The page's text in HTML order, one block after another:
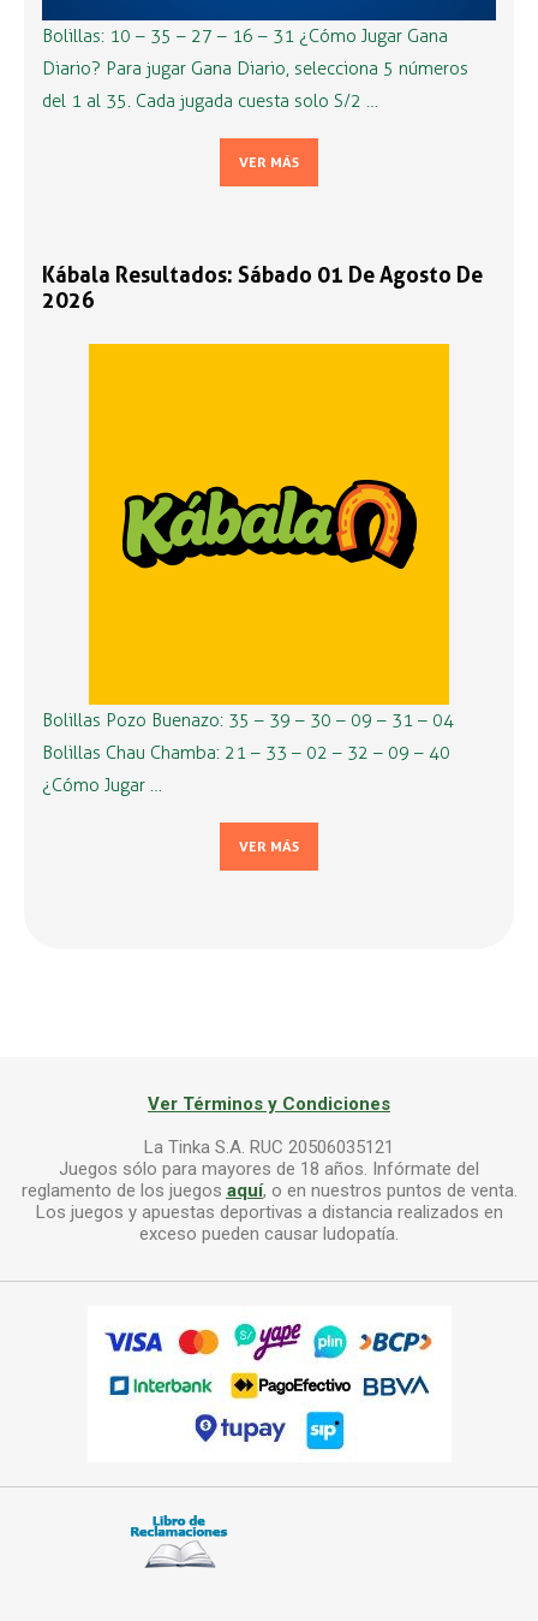
Bolillas: 10 – 35 – 27 – 16 – 31 ¿Cómo Jugar Gana
Diario? Para jugar Gana Diario, selecciona 5 números
del 1 al 35. Cada jugada cuesta solo S/2 …
VER MÁS
Kábala Resultados: Sábado 01 De Agosto De
2026
Bolillas Pozo Buenazo: 35 – 39 – 30 – 09 – 31 – 04
Bolillas Chau Chamba: 21 – 33 – 02 – 32 – 09 – 40
¿Cómo Jugar …
VER MÁS
Ver Términos y Condiciones
La Tinka S.A. RUC 20506035121
Juegos sólo para mayores de 18 años. Infórmate del
reglamento de los juegos aquí, o en nuestros puntos de venta.
Los juegos y apuestas deportivas a distancia realizados en
exceso pueden causar ludopatía.